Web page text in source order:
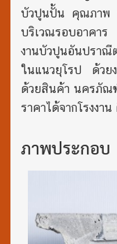
บัวปูนปั้น คุณภาพ ข
บริเวณรอบอาคา
งานบัวปูนอันปราณี
ในแนวยุโรป ด้วย
ด้วยสินค้า นครภัณ
ราคาได้จากโรงงา
ภาพประกอบ